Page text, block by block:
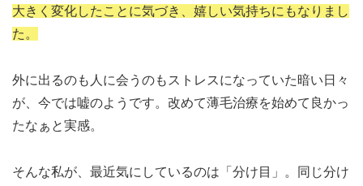
大きく変化したことに気づき、嬉しい気持ちにもなりまし
た。
外に出るのも人に会うのもストレスになっていた暗い日々
が、今では嘘のようです。改めて薄毛治療を始めて良かっ
たなぁと実感。
そんな私が、最近気にしているのは「分け目」。同じ分け